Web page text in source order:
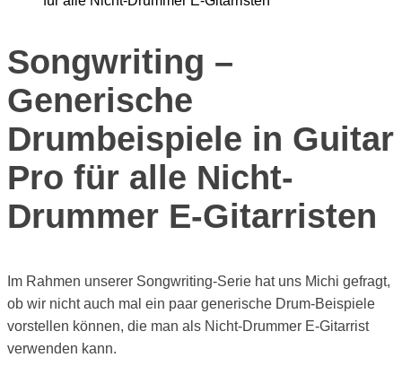
Songwriting –
Generische
Drumbeispiele in Guitar
Pro für alle Nicht-
Drummer E-Gitarristen
Im Rahmen unserer Songwriting-Serie hat uns Michi gefragt,
ob wir nicht auch mal ein paar generische Drum-Beispiele
vorstellen können, die man als Nicht-Drummer E-Gitarrist
verwenden kann.